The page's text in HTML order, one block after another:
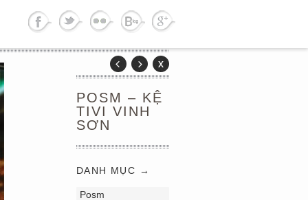
POSM – KỆ
TIVI VINH
SƠN
DANH MỤC →
Posm